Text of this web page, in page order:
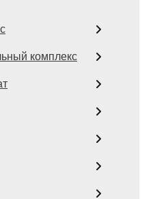
комплекс